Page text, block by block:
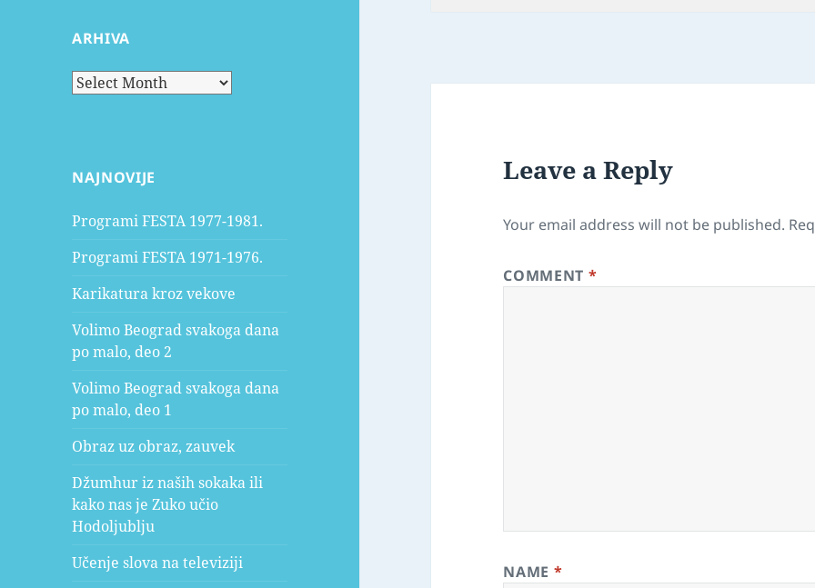
ARHIVA
Arhiva
NAJNOVIJE
Programi FESTA 1977-1981.
Programi FESTA 1971-1976.
Karikatura kroz vekove
Volimo Beograd svakoga dana
po malo, deo 2
Volimo Beograd svakoga dana
po malo, deo 1
Obraz uz obraz, zauvek
Džumhur iz naših sokaka ili
kako nas je Zuko učio
Hodoljublju
Učenje slova na televiziji
Leave a Reply
Your email address will not be published.
COMMENT *
NAME *